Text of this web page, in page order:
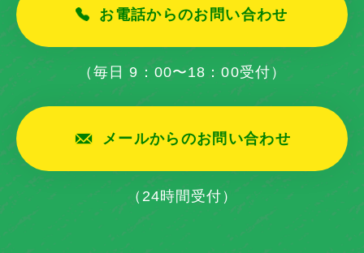
お電話からのお問い合わせ
（毎日 9：00〜18：00受付）
メールからのお問い合わせ
（24時間受付）